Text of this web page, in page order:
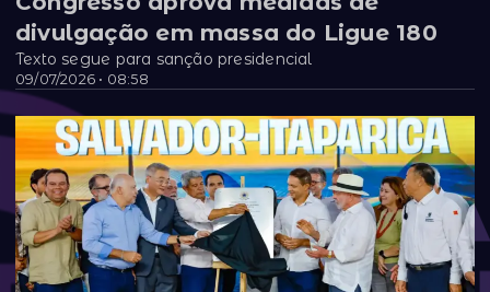
09/07/2026 • 08:58
divulgação em massa do Ligue 180
Texto segue para sanção presidencial